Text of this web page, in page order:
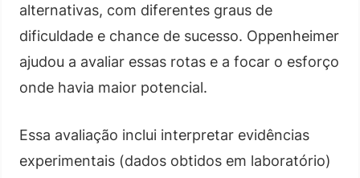
alternativas, com diferentes graus de
dificuldade e chance de sucesso. Oppenheimer
ajudou a avaliar essas rotas e a focar o esforço
onde havia maior potencial.
Essa avaliação inclui interpretar evidências
experimentais (dados obtidos em laboratório)